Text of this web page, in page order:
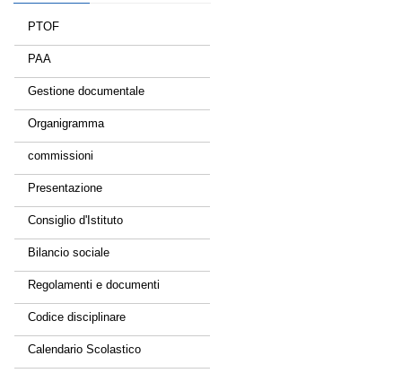
PTOF
PAA
Gestione documentale
Organigramma
commissioni
Presentazione
Consiglio d'Istituto
Bilancio sociale
Regolamenti e documenti
Codice disciplinare
Calendario Scolastico